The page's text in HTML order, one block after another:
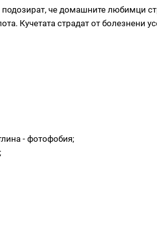
че домашните любимци
Кучетата страдат от болезнени
- фотофобия;